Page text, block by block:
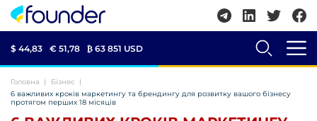
$ 44,83 € 51,78 ₿ 63 851 USD
Головна
Бізнес
6 важливих кроків маркетингу та брендингу для розвитку вашого бізнесу
протягом перших 18 місяців